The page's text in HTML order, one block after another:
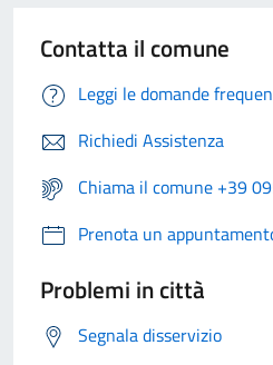
Contatta il comune
Leggi le domande
Richiedi Assistenza
Chiama il comune +39
Prenota un
Problemi in città
Segnala disservizio